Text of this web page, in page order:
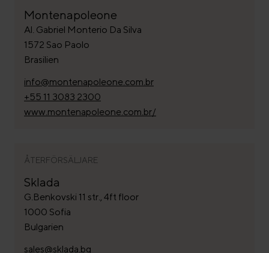
Montenapoleone
Al. Gabriel Monterio Da Silva
1572 Sao Paolo
Brasilien
info@montenapoleone.com.br
+55 11 3083 2300
www.montenapoleone.com.br/
ÅTERFÖRSÄLJARE
Sklada
G.Benkovski 11 str., 4ft floor
1000 Sofia
Bulgarien
sales@sklada.bg